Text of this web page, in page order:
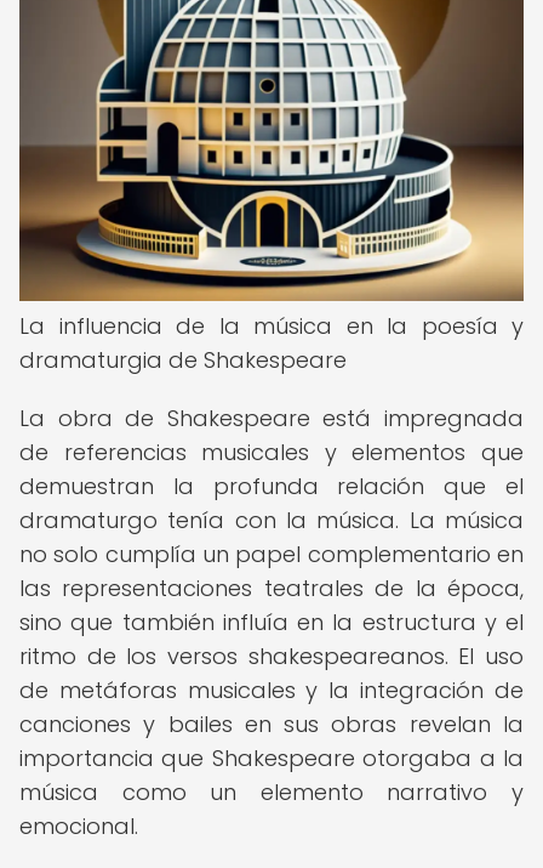
La influencia de la música en la poesía y
dramaturgia de Shakespeare
La obra de Shakespeare está impregnada
de referencias musicales y elementos que
demuestran la profunda relación que el
dramaturgo tenía con la música. La música
no solo cumplía un papel complementario en
las representaciones teatrales de la época,
sino que también influía en la estructura y el
ritmo de los versos shakespeareanos. El uso
de metáforas musicales y la integración de
canciones y bailes en sus obras revelan la
importancia que Shakespeare otorgaba a la
música como un elemento narrativo y
emocional.